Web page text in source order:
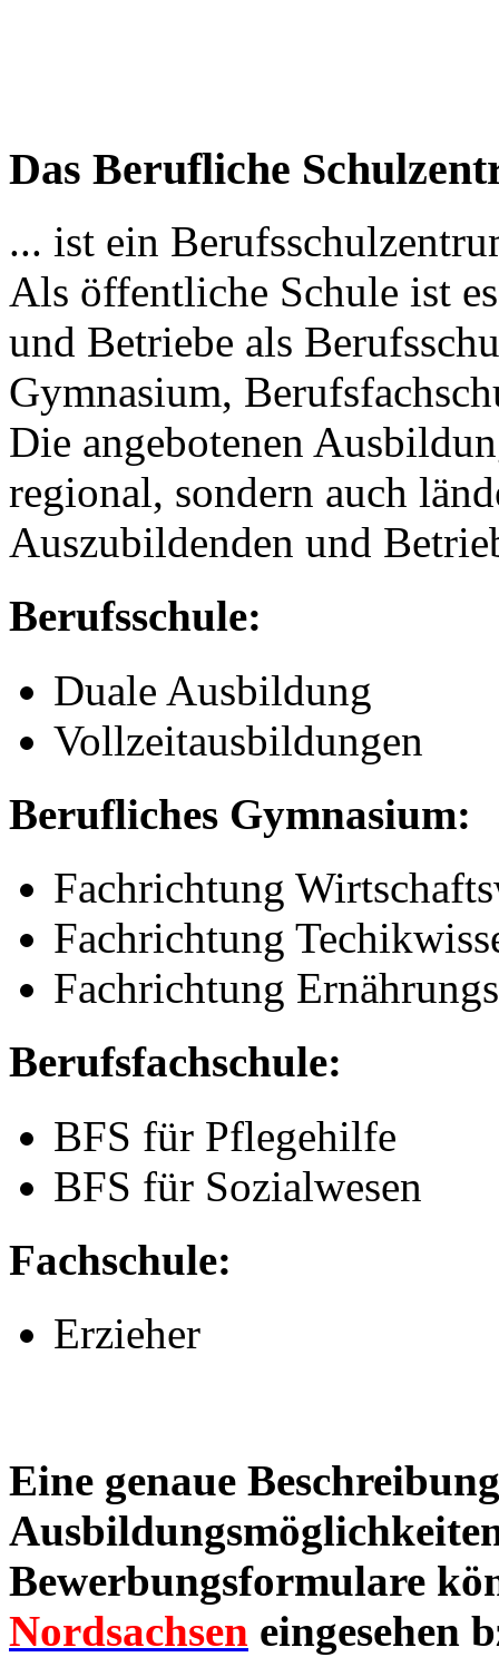
Das Berufliche
... ist ein
Als öffentliche Schule ist
und Betriebe als
Gymnasium,
Die angebotenen
regional, sondern auch
Auszubildenden und
Berufsschule:
Duale Ausbildung
Vollzeitausbildungen
Berufliches Gymnasium:
Fachrichtung
Fachrichtung
Fachrichtung
Berufsfachschule:
BFS für Pflegehilfe
BFS für Sozialwesen
Fachschule:
Erzieher
Eine genaue
Bewerbungsformulare
Nordsachsen eingesehen